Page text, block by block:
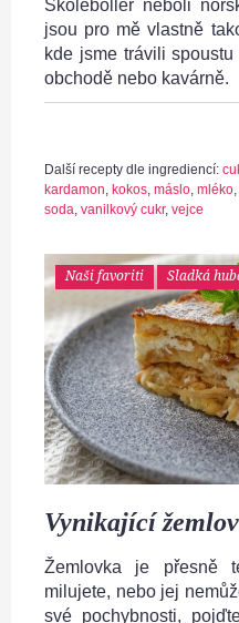
Skoleboller neboli
jsou pro mě vlastně
kde jsme trávili
obchodě nebo kavárně.
Další recepty dle ingrediencí:
kardamon, kokos, máslo, mléko,
soda, vanilkový cukr, vejce
Naši favoriti Sladká
Vynikající
Žemlovka je přesně
milujete, nebo jej
své pochybnosti,